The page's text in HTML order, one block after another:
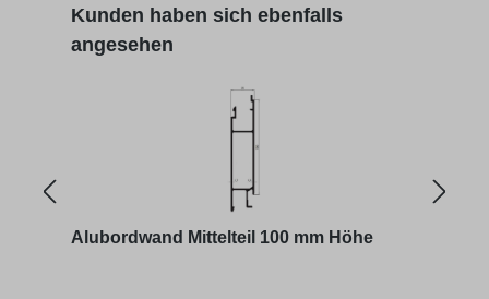
Produktgalerie überspringen
Kunden haben sich ebenfalls
angesehen
Alubordwand Mittelteil 100 mm Höhe